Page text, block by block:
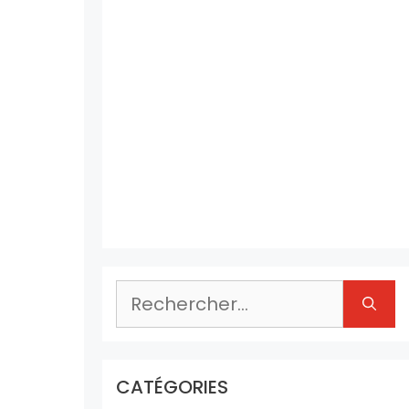
Rechercher :
CATÉGORIES